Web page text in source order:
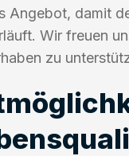
Angebot, damit
Wir freuen
zu